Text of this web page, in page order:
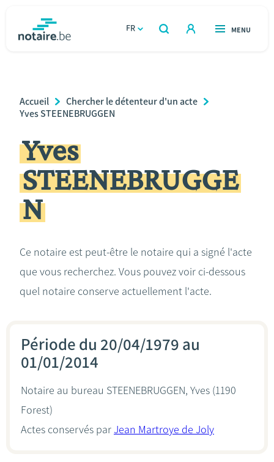
FR
OUVERT
RECHERCHER
OUVERT
MENU
Relations et vivre ensemble
Héritage et donations
Entreprendre
Le notaire
Calculateurs
Breadcrumb
Accueil
Chercher le détenteur d'un acte
Yves STEENEBRUGGEN
Yves
STEENEBRUGGE
N
Ce notaire est peut-être le notaire qui a signé l'acte
que vous recherchez. Vous pouvez voir ci-dessous
quel notaire conserve actuellement l'acte.
Période du 20/04/1979 au
01/01/2014
Notaire au bureau STEENEBRUGGEN, Yves (1190
Forest)
Actes conservés par Jean Martroye de Joly